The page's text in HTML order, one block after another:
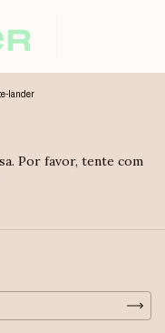
lander
Por favor, tente com